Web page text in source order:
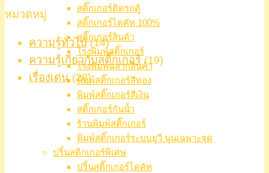
สติ๊กเกอร์ติดรถตู้
สติ๊กเกอร์ไดคัท 100%
สติ๊กเกอร์สินค้า
โรงพิมพ์สติ๊กเกอร์
โรงพิมพ์ฉลากสินค้า
พิมพ์สติ๊กเกอร์สีทอง
พิมพ์สติ๊กเกอร์สีเงิน
สติ๊กเกอร์กันน้ำ
ร้านพิมพ์สติ๊กเกอร์
พิมพ์สติ๊กเกอร์ระบบยูวี นูนเฉพาะจุด
ปริ้นสติกเกอร์พิเศษ
ปริ้นสติ๊กเกอร์ไดคัท
หมวดหมู่
ความรู้ทั่วไป(14)
ความรู้เกี่ยวกับสติ๊กเกอร์(19)
เรื่องเด่น(28)